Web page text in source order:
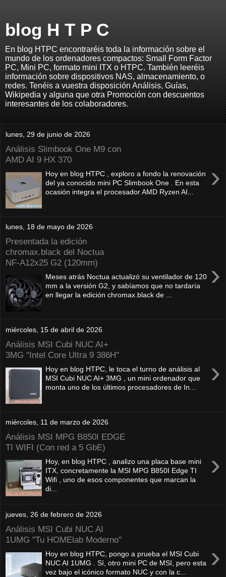
blog H T P C
En blog HTPC encontraréis toda la información sobre el
mundo de los ordenadores compactos: Small Form Factor
PC, Mini PC, formato mini ITX o HTPC. También leeréis
información sobre dispositivos NAS, almacenamiento, o
redes. Tenéis a vuestra disposición Análisis, Guías,
Wikipedia y alguna que otra Promoción con descuentos
interesantes de los colaboradores.
lunes, 29 de junio de 2026
Análisis Slimbook One M9 con
AMD AI 9 HX 370
›
Hoy en blog HTPC , exploro a fondo la renovación
del ya conocido mini PC Slimbook One . En esta
ocasión integra el procesador AMD Ryzen AI...
lunes, 18 de mayo de 2026
Presentada la edición
chromax.black del Noctua
NF‑A12x25 G2 (120mm)
›
Meses atrás Noctua actualizó su ventilador de 120
mm a la versión G2, y sabíamos que no tardaría
en llegar la edición chromax.black de ...
miércoles, 15 de abril de 2026
Análisis MSI Cubi NUC AI+
3MG "Intel Core Ultra 9 386H"
›
Hoy en blog HTPC, le toca el turno de análisis al
MSI Cubi NUC AI+ 3MG , un mini ordenador que
monta uno de los últimos procesadores de In...
miércoles, 11 de marzo de 2026
Análisis MSI MPG B850I EDGE
TI WIFI (Con red a 5 GbE)
›
Hoy, en blog HTPC , analizo una placa base mini
ITX, concretamente la MSI MPG B850I Edge TI
Wifi , uno de esos componentes que marcan la
di...
jueves, 26 de febrero de 2026
Análisis MSI Cubi NUC AI
1UMG "Tu HOMElab Moderno"
›
Hoy en blog HTPC, pongo a prueba el MSI Cubi
NUC AI 1UMG . Sí, otro mini PC de MSI, pero esta
vez bajo el icónico formato NUC y con la c...